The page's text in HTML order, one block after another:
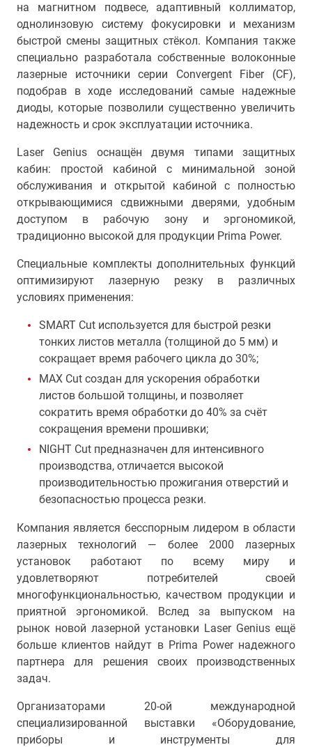
на магнитном подвесе, адаптивный коллиматор,
однолинзовую систему фокусировки и механизм
быстрой смены защитных стёкол. Компания также
специально разработала собственные волоконные
лазерные источники серии Convergent Fiber (CF),
подобрав в ходе исследований самые надежные
диоды, которые позволили существенно увеличить
надежность и срок эксплуатации источника.
Laser Genius оснащён двумя типами защитных
кабин: простой кабиной с минимальной зоной
обслуживания и открытой кабиной с полностью
открывающимися сдвижными дверями, удобным
доступом в рабочую зону и эргономикой,
традиционно высокой для продукции Prima Power.
Специальные комплекты дополнительных функций
оптимизируют лазерную резку в различных
условиях применения:
SMART Cut используется для быстрой резки
тонких листов металла (толщиной до 5 мм) и
сокращает время рабочего цикла до 30%;
MAX Cut создан для ускорения обработки
листов большой толщины, и позволяет
сократить время обработки до 40% за счёт
сокращения времени прошивки;
NIGHT Cut предназначен для интенсивного
производства, отличается высокой
производительностью прожигания отверстий и
безопасностью процесса резки.
Компания является бесспорным лидером в области
лазерных технологий — более 2000 лазерных
установок работают по всему миру и
удовлетворяют потребителей своей
многофункциональностью, качеством продукции и
приятной эргономикой. Вслед за выпуском на
рынок новой лазерной установки Laser Genius ещё
больше клиентов найдут в Prima Power надежного
партнера для решения своих производственных
задач.
Организаторами 20-ой международной
специализированной выставки «Оборудование,
приборы и инструменты для